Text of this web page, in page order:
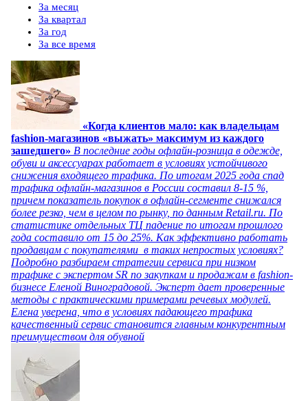
За месяц
За квартал
За год
За все время
«Когда клиентов мало: как владельцам
fashion-магазинов «выжать» максимум из каждого
зашедшего» В последние годы офлайн-розница в одежде,
обуви и аксессуарах работает в условиях устойчивого
снижения входящего трафика. По итогам 2025 года спад
трафика офлайн-магазинов в России составил 8-15 %,
причем показатель покупок в офлайн-сегменте снижался
более резко, чем в целом по рынку, по данным Retail.ru. По
статистике отдельных ТЦ падение по итогам прошлого
года составило от 15 до 25%. Как эффективно работать
продавцам с покупателями в таких непростых условиях?
Подробно разбираем стратегии сервиса при низком
трафике с экспертом SR по закупкам и продажам в fashion-
бизнесе Еленой Виноградовой. Эксперт дает проверенные
методы с практическими примерами речевых модулей.
Елена уверена, что в условиях падающего трафика
качественный сервис становится главным конкурентным
преимуществом для обувной